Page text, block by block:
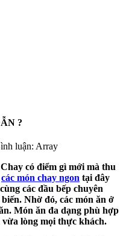
?
luận: Array
có điểm gì mới mà thu
các món chay ngon tại đây
các đầu bếp chuyên
Nhờ đó, các món ăn ở
Món ăn đa dạng phù hợp
lòng mọi thực khách.